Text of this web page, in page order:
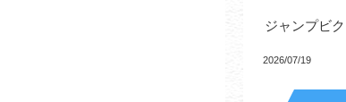
ジャンプビ
2026/07/19